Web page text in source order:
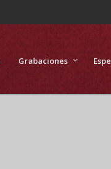
Grabaciones